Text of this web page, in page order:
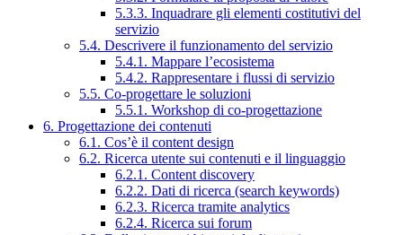
5.3.3. Inquadrare gli elementi costitutivi del
servizio
5.4. Descrivere il funzionamento del servizio
5.4.1. Mappare l’ecosistema
5.4.2. Rappresentare i flussi di servizio
5.5. Co-progettare le soluzioni
5.5.1. Workshop di co-progettazione
6. Progettazione dei contenuti
6.1. Cos’è il content design
6.2. Ricerca utente sui contenuti e il linguaggio
6.2.1. Content discovery
6.2.2. Dati di ricerca (search keywords)
6.2.3. Ricerca tramite analytics
6.2.4. Ricerca sui forum